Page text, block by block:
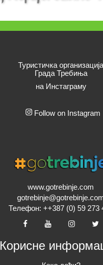
Туристичка организација
Града Требиња
на Инстаграму
Follow on Instagram
www.gotrebinje.com
Телефон: ++387 (0) 59 273
Корисне